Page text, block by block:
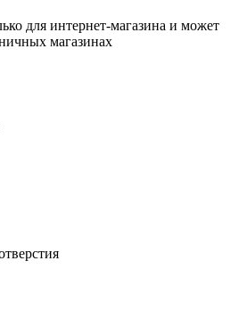
для интернет-магазина и может
магазинах